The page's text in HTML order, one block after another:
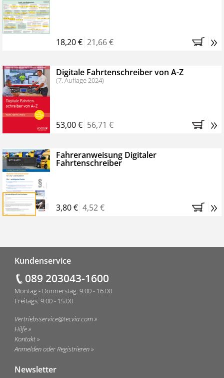
Bestellen Sie jetzt das VerkehrsRundschau Profipaket im
Kennenlern-Abo für zwei Monate (inkl. der derzeitig
Monaten brauchen Sie nichts weiter tun, das
Abonnement endet automatisch, es entstehen keine
weiteren Verpflichtungen.
18,20 € 21,66 € »
Digitale Fahrtenschreiber von A-Z
(7. Auflage 2024)
53,00 € 56,71 € »
Fahreranweisung Digitaler
Fahrtenschreiber
3,80 € 4,52 € »
Kundenservice
089 203043-1600
Montag - Donnerstag: 9:00 - 16:00
Freitags: 9:00 - 15:00
Vertriebsservice@tecvia.com
Hilfe
Kontakt
Anmelden oder Registrieren
Newsletter